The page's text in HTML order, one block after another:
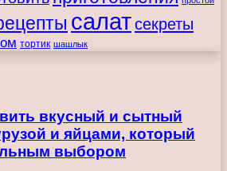
салатсекреты
тортик шашлык
вкусный и сытный
и яйцами, который
выбором